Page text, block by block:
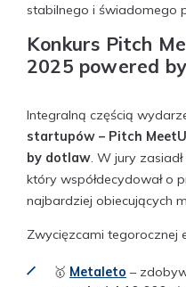
stabilnego i świadomego
Konkurs Pitch
2025 powered
Integralną częścią
startupów – Pitch
by dotlaw . W jury zasiadł
który współdecydował o
najbardziej obiecujących
Zwycięzcami tegorocznej
🥇 Metaleto –